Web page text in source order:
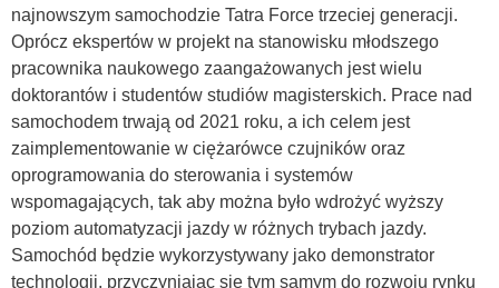
najnowszym samochodzie Tatra Force trzeciej generacji.
Oprócz ekspertów w projekt na stanowisku młodszego
pracownika naukowego zaangażowanych jest wielu
doktorantów i studentów studiów magisterskich. Prace nad
samochodem trwają od 2021 roku, a ich celem jest
zaimplementowanie w ciężarówce czujników oraz
oprogramowania do sterowania i systemów
wspomagających, tak aby można było wdrożyć wyższy
poziom automatyzacji jazdy w różnych trybach jazdy.
Samochód będzie wykorzystywany jako demonstrator
technologii, przyczyniając się tym samym do rozwoju rynku